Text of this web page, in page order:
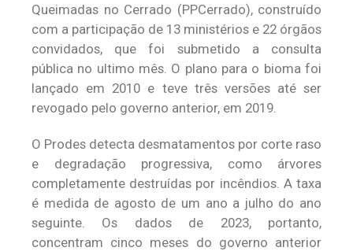
Queimadas no Cerrado (PPCerrado), construído
com a participação de 13 ministérios e 22 órgãos
convidados, que foi submetido a consulta
pública no ultimo mês. O plano para o bioma foi
lançado em 2010 e teve três versões até ser
revogado pelo governo anterior, em 2019.
O Prodes detecta desmatamentos por corte raso
e degradação progressiva, como árvores
completamente destruídas por incêndios. A taxa
é medida de agosto de um ano a julho do ano
seguinte. Os dados de 2023, portanto,
concentram cinco meses do governo anterior